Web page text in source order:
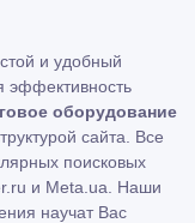
и удобный
эффективность
оборудование
сайта. Все
поисковых
и Meta.ua. Наши
научат Вас